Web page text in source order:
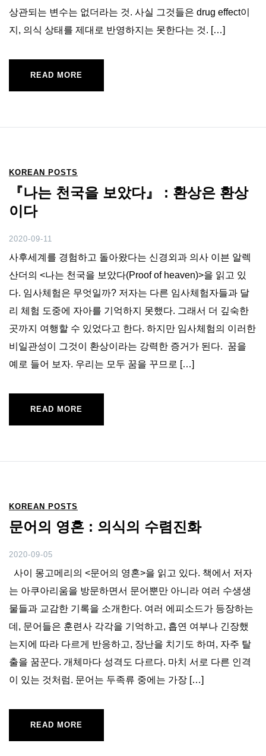
상관되는 변수는 없더라는 것. 사실 그것들은 drug effect이
지, 의식 상태를 제대로 반영하지는 못한다는 것. […]
READ MORE
KOREAN POSTS
『나는 천국을 보았다』 : 환상은 환상
이다
2020-09-11
사후세계를 경험하고 돌아왔다는 신경외과 의사 이븐 알렉
산더의 <나는 천국을 보았다(Proof of heaven)>을 읽고 있
다. 임사체험은 무엇일까? 저자는 다른 임사체험자들과 달
리 체험 도중에 자아를 기억하지 못했다. 그래서 더 깊숙한
곳까지 여행할 수 있었다고 한다. 하지만 임사체험의 이러한
비일관성이 그것이 환상이라는 강력한 증거가 된다. 꿈을
예로 들어 보자. 우리는 모두 꿈을 꾸므로 […]
READ MORE
KOREAN POSTS
문어의 영혼 : 의식의 수렴진화
2020-09-05
사이 몽고메리의 <문어의 영혼>을 읽고 있다. 책에서 저자
는 아쿠아리움을 방문하면서 문어뿐만 아니라 여러 수생생
물들과 교감한 기록을 소개한다. 여러 에피소드가 등장하는
데, 문어들은 훈련사 각각을 기억하고, 흡연 여부나 긴장했
는지에 따라 다르게 반응하고, 장난을 치기도 하며, 자주 탈
출을 꿈꾼다. 개체마다 성격도 다르다. 마치 서로 다른 인격
이 있는 것처럼. 문어는 두족류 중에는 가장 […]
READ MORE